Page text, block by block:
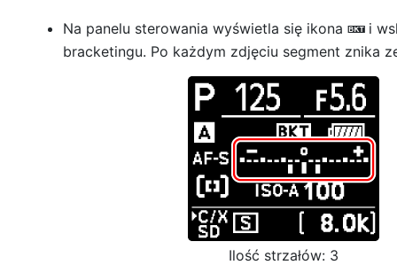
Na panelu sterowania wyświetla się ikona M i
bracketingu. Po każdym zdjęciu segment znika
Ilość strzałów: 3